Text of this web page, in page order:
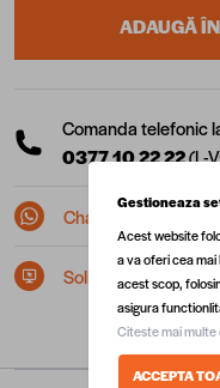
ADAUGĂ
Comanda telefonic
0377 10 22 22(L-
Chat pe Whatsapp
Solicita postare in
Gestioneaza
Acest website
a va oferi cea
acest scop,
asigura
Citeste mai multe
ACCEPTA